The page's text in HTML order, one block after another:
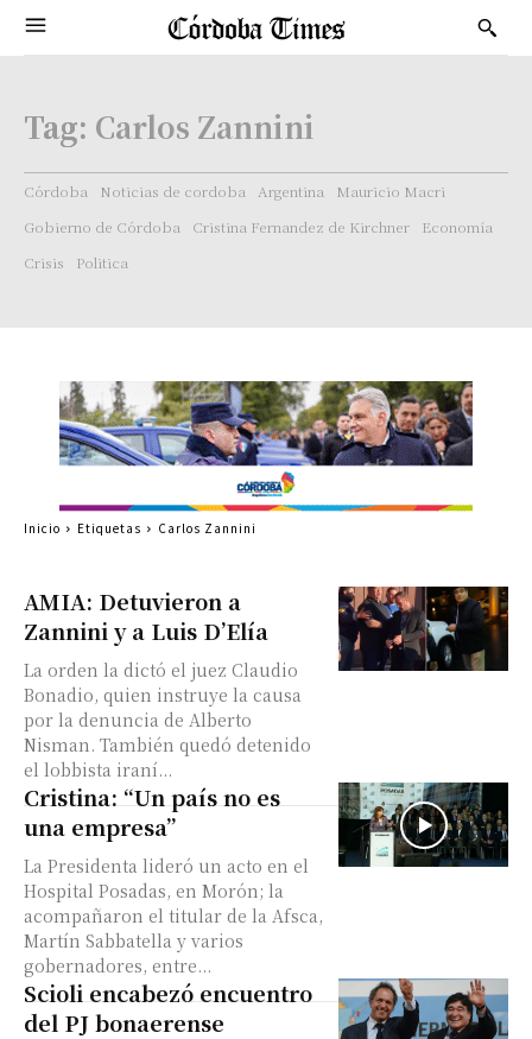
Tag: Carlos Zannini
Córdoba Noticias de cordoba Argentina
Mauricio Macri
Gobierno de Córdoba
Cristina Fernandez de Kirchner
Economía
Crisis
Politica
AMIA: Detuvieron a
Zannini y a Luis D’Elía
La orden la dictó el juez Claudio
Bonadio, quien instruye la causa
por la denuncia de Alberto
Nisman. También quedó detenido
el lobbista iraní...
Cristina: “Un país no es
una empresa”
La Presidenta lideró un acto en el
Hospital Posadas, en Morón; la
acompañaron el titular de la Afsca,
Martín Sabbatella y varios
gobernadores, entre...
Scioli encabezó encuentro
del PJ bonaerense
Inicio Etiquetas Carlos Zannini